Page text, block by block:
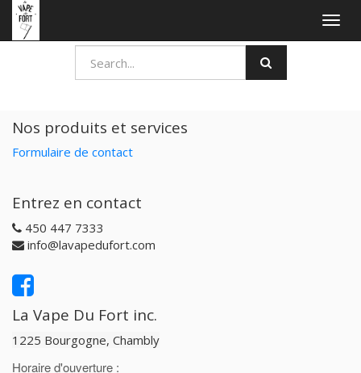
Nos produits et services
Formulaire de contact
Entrez en contact
450 447 7333
info@lavapedufort.com
La Vape Du Fort inc.
1225 Bourgogne, Chambly
Horaire d'ouverture :